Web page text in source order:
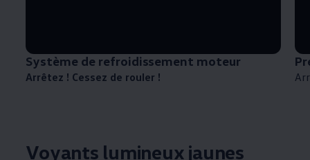
Système de refroidissement moteur
Arrêtez ! Cessez de rouler !
Voyants lumineux jaunes